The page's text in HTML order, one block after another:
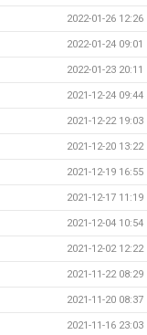
2022-01-26 12:26
2022-01-24 09:01
2022-01-23 20:11
2021-12-24 09:44
2021-12-22 19:03
2021-12-20 13:22
2021-12-19 16:55
2021-12-17 11:19
2021-12-04 10:54
2021-12-02 12:22
2021-11-22 08:29
2021-11-20 08:37
2021-11-16 23:03